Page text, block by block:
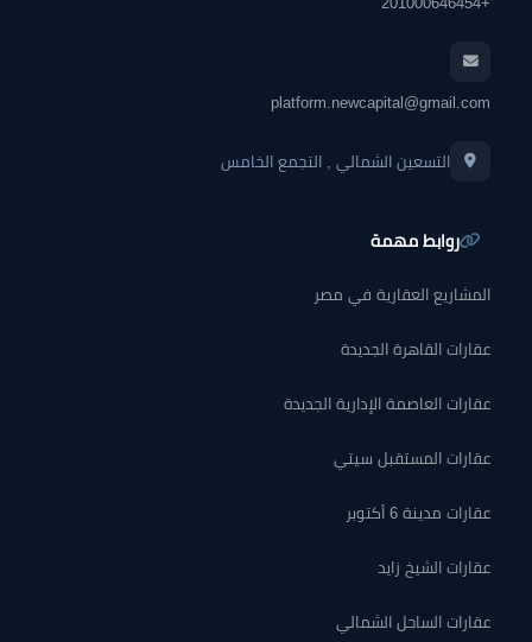
platform.newcapital@gmail.com
التسعين الشمالي , التجمع الخامس
روابط مهمة
المشاريع العقارية في مصر
عقارات القاهرة الجديدة
عقارات العاصمة الإدارية الجديدة
عقارات المستقبل سيتي
عقارات مدينة 6 أكتوبر
عقارات الشيخ زايد
عقارات الساحل الشمالي